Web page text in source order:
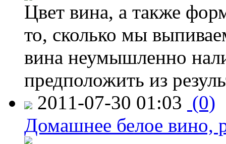
Цвет вина, а также
то, сколько мы
вина неумышленно
предположить из
2011-07-30 01:03 (0)
Домашнее белое вино,